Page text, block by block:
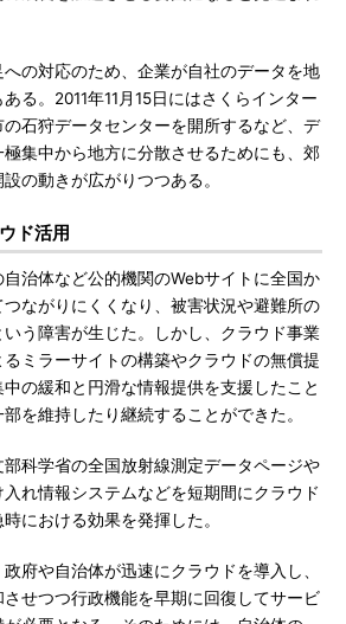
の対応のため、企業が自社のデータを地
る。2011年11月15日にはさくらインター
石狩データセンターを開所するなど、デ
集中から地方に分散させるためにも、郊
の動きが広がりつつある。
ド活用
治体など公的機関のWebサイトに全国か
ながりにくくなり、被害状況や避難所の
う障害が生じた。しかし、クラウド事業
ミラーサイトの構築やクラウドの無償提
の緩和と円滑な情報提供を支援したこと
を維持したり継続することができた。
科学省の全国放射線測定データページや
れ情報システムなどを短期間にクラウド
における効果を発揮した。
府や自治体が迅速にクラウドを導入し、
せつつ行政機能を早期に回復してサービ